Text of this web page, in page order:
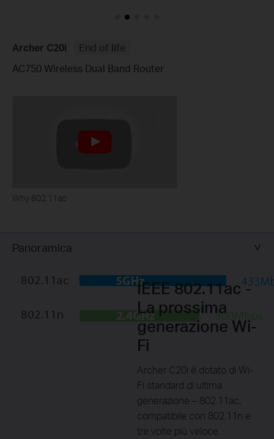
Archer C20i
End of life
AC750 Wireless Dual Band Router
Why 802.11ac
Panoramica
IEEE 802.11ac -
La prossima
generazione Wi-
Fi
Archer C20i è dotato di Wi-
Fi standard di ultima
generazione – 802.11ac,
compatibile con 802.11n e
tre volte più veloce.